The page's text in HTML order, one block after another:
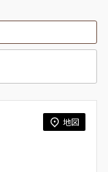
地図